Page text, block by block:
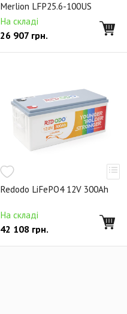
Merlion LFP25.6-100US
На складі
26 907 грн.
Redodo LiFePO4 12V 300Ah
На складі
42 108 грн.